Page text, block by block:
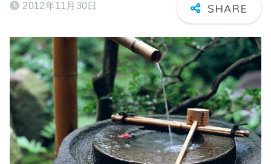
2012年11月30日